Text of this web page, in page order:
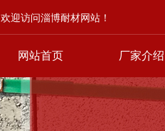
欢迎访问淄博耐材网站！
网站首页 厂家介绍